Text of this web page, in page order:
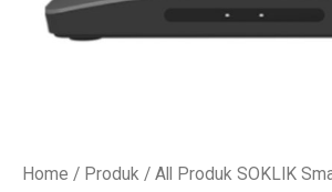
Home / Produk / All Produk SOKLIK